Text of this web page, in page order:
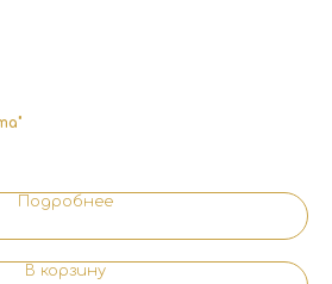
Подробнее
В корзину